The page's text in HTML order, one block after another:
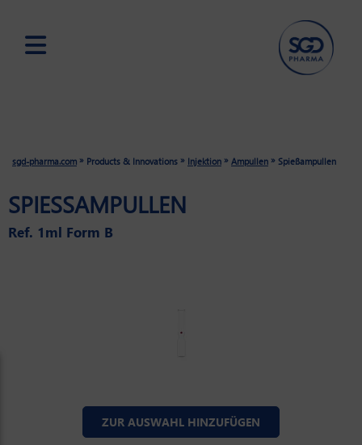
sgd-pharma.com » Products & Innovations » Injektion » Ampullen » Spießampullen
SPIESSAMPULLEN
Ref. 1ml Form B
ZUR AUSWAHL HINZUFÜGEN